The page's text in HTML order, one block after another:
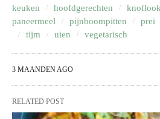
keuken
hoofdgerechten knoflook
paneermeel
pijnboompitten prei
tijm
uien vegetarisch
3 MAANDEN AGO
RELATED POST